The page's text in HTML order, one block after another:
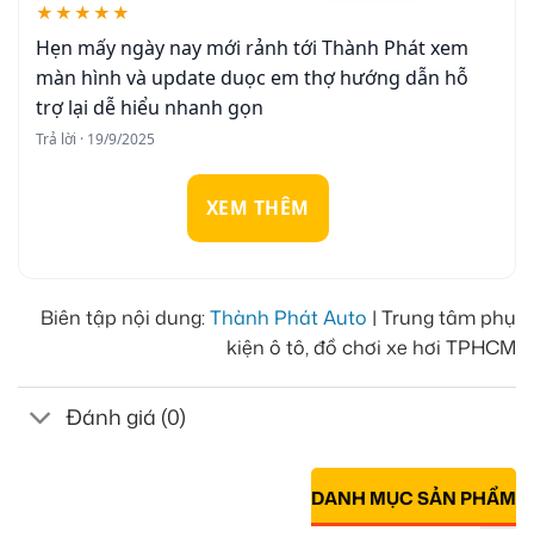
★★★★★
Hẹn mấy ngày nay mới rảnh tới Thành Phát xem
màn hình và update duọc em thợ hướng dẫn hỗ
trợ lại dễ hiểu nhanh gọn
Trả lời · 19/9/2025
XEM THÊM
Biên tập nội dung:Thành Phát Auto | Trung tâm phụ
kiện ô tô, đồ chơi xe hơi TPHCM
Đánh giá (0)
DANH MỤC SẢN PHẨM